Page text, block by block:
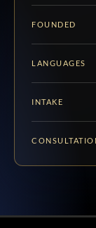
FOUNDED
LANGUAGES
INTAKE